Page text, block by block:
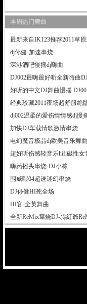
本周热门舞曲
dj仦健-加速串烧
深港酒吧慢摇dj嗨曲
DJ002最嗨最好听全新嗨曲
好听的中文DJ舞曲慢摇
dj002温柔的爱伤情情感dj慢
加快DJ车载情歌激情串烧
电幻魔音极品dj欧美音乐舞曲
超好听伤感轻音乐hifi磁性女
嗨药摇头串烧-DJ小栋
围威喂04超速迷幻串烧
DJ仦健HI死全场
HI客-全英舞曲
全新ReMix窜烧DJ-尛紅爺